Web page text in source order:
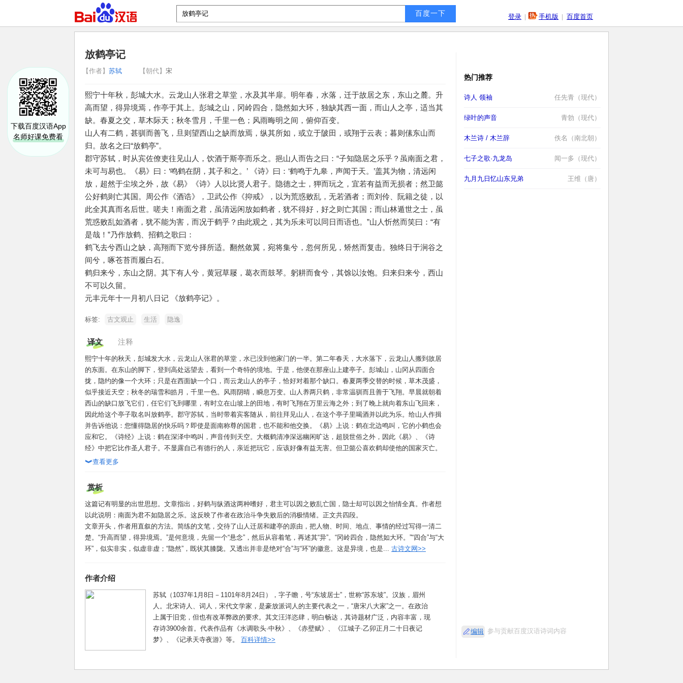
登录 | 手机版 | 百度首页
下载百度汉语App
名师好课免费看
放鹤亭记
【作者】 苏轼 【朝代】 宋
熙宁十年秋，彭城大水。云龙山人张君之草堂，水及其半扉。明年春，水落，迁于故居之东，东山之麓。升
高而望，得异境焉，作亭于其上。彭城之山，冈岭四合，隐然如大环，独缺其西一面，而山人之亭，适当其
缺。春夏之交，草木际天；秋冬雪月，千里一色；风雨晦明之间，俯仰百变。
山人有二鹤，甚驯而善飞，旦则望西山之缺而放焉，纵其所如，或立于陂田，或翔于云表；暮则傃东山而
归。故名之曰“放鹤亭”。
郡守苏轼，时从宾佐僚吏往见山人，饮酒于斯亭而乐之。挹山人而告之曰：“子知隐居之乐乎？虽南面之君，
未可与易也。《易》曰：‘鸣鹤在阴，其子和之。’ 《诗》曰：‘鹤鸣于九皋，声闻于天。’盖其为物，清远闲
放，超然于尘埃之外，故《易》《诗》人以比贤人君子。隐德之士，狎而玩之，宜若有益而无损者；然卫懿
公好鹤则亡其国。周公作《酒诰》，卫武公作《抑戒》，以为荒惑败乱，无若酒者；而刘伶、阮籍之徒，以
此全其真而名后世。嗟夫！南面之君，虽清远闲放如鹤者，犹不得好，好之则亡其国；而山林遁世之士，虽
荒惑败乱如酒者，犹不能为害，而况于鹤乎？由此观之，其为乐未可以同日而语也。”山人忻然而笑曰：“有
是哉！”乃作放鹤、招鹤之歌曰：
鹤飞去兮西山之缺，高翔而下览兮择所适。翻然敛翼，宛将集兮，忽何所见，矫然而复击。独终日于涧谷之
间兮，啄苍苔而履白石。
鹤归来兮，东山之阴。其下有人兮，黄冠草屦，葛衣而鼓琴。躬耕而食兮，其馀以汝饱。归来归来兮，西山
不可以久留。
元丰元年十一月初八日记 《放鹤亭记》。
标签: 古文观止 生活 隐逸
译文 注释
熙宁十年的秋天，彭城发大水，云龙山人张君的草堂，水已没到他家门的一半。第二年春天，大水落下，云龙山人搬到故居
的东面。在东山的脚下，登到高处远望去，看到一个奇特的境地。于是，他便在那座山上建亭子。彭城山，山冈从四面合
拢，隐约的像一个大环；只是在西面缺一个口，而云龙山人的亭子，恰好对着那个缺口。春夏两季交替的时候，草木茂盛，
似乎接近天空；秋冬的瑞雪和皓月，千里一色。风雨阴晴，瞬息万变。山人养两只鹤，非常温驯而且善于飞翔。早晨就朝着
西山的缺口放飞它们，任它们飞到哪里，有时立在山坡上的田地，有时飞翔在万里云海之外；到了晚上就向着东山飞回来，
因此给这个亭子取名叫放鹤亭。郡守苏轼，当时带着宾客随从，前往拜见山人，在这个亭子里喝酒并以此为乐。给山人作揖
并告诉他说：您懂得隐居的快乐吗？即使是面南称尊的国君，也不能和他交换。《易》上说：鹤在北边鸣叫，它的小鹤也会
应和它。《诗经》上说：鹤在深泽中鸣叫，声音传到天空。大概鹤清净深远幽闲旷达，超脱世俗之外，因此《易》、《诗
经》中把它比作圣人君子。不显露自己有德行的人，亲近把玩它，应该好像有益无害。但卫懿公喜欢鹤却使他的国家灭亡。
周公作《酒诰》，卫武公作《抑戒》，认为造成荒唐的灾祸没有能比得上酒的；而刘伶、阮籍那类人，凭借这保全他们的真
而超脱世俗隐居山林的贤士，即使荒唐迷惑颓败迷乱像饮酒的人，还不能成为祸害，更何况对鹤的喜爱呢？由此看来，君主
之乐和隐士之乐是不可以同日而语的。山人欣然笑着说：有这样的道理啊！于是，写了放鹤、招鹤之歌：鹤飞翔到西山的缺
口，凌空高飞向下看选择它去的地方，突然收起翅膀，好像将要落下；忽然看到了什么，矫健地又凌空翻飞。独自整天在山
涧峡谷中，啄食青苔踩着白石头。鹤飞回吧，到东山的北面。那下面有人，戴着黄色的帽子，穿着草鞋，披着葛麻衣服，弹
奏着琴弦，亲自耕种自食其力，剩下的东西就能喂饱你。回来啊，西山不可以久留。
︾查看更多
赏析
这篇记有明显的出世思想。文章指出，好鹤与纵酒这两种嗜好，君主可以因之败乱亡国，隐士却可以因之怡情全真。作者想
以此说明：南面为君不如隐居之乐。这反映了作者在政治斗争失败后的消极情绪。正文共四段。
文章开头，作者用直叙的方法。简练的文笔，交待了山人迁居和建亭的原由，把人物、时间、地点、事情的经过写得一清二
楚。“升高而望，得异境焉。”是何意境，先留一个“悬念”，然后从容着笔，再述其“异”。“冈岭四合，隐然如大环。”“四合”与“大
环”，似实非实，似虚非虚；“隐然”，既状其膝陇。又透出并非是绝对“合”与“环”的徽意。这是异境，也是... 古诗文网>>
作者介绍
苏轼（1037年1月8日－1101年8月24日），字子瞻，号“东坡居士”，世称“苏东坡”。汉族，眉州
人。北宋诗人、词人，宋代文学家，是豪放派词人的主要代表之一，“唐宋八大家”之一。在政治
上属于旧党，但也有改革弊政的要求。其文汪洋恣肆，明白畅达，其诗题材广泛，内容丰富，现
存诗3900余首。代表作品有《水调歌头·中秋》、《赤壁赋》、《江城子·乙卯正月二十日夜记
梦》、《记承天寺夜游》等。
百科详情>>
热门推荐
诗人 领袖 任先青（现代）
绿叶的声音 青勃（现代）
木兰诗 / 木兰辞 佚名（南北朝）
七子之歌·九龙岛 闻一多（现代）
九月九日忆山东兄弟 王维（唐）
编辑 参与贡献百度汉语诗词内容